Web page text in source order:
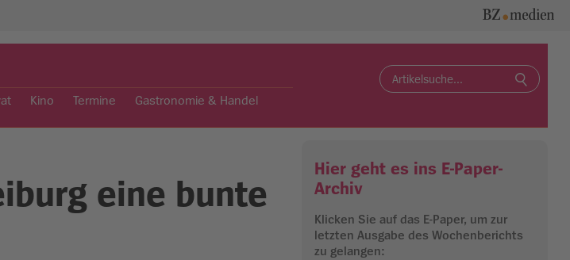
Kino Termine Gastronomie & Handel
Search
for:
eine bunte
Hier geht es ins E-Paper-
Archiv
Klicken Sie auf das E-Paper, um zur
letzten Ausgabe des Wochenberichts
zu gelangen: